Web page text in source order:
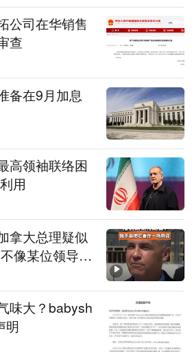
公司在华销售
查
备在9月加息
高领袖联络困
用
拿大总理疑似
像某位领导
”，全场哄笑
味大？babysh
明